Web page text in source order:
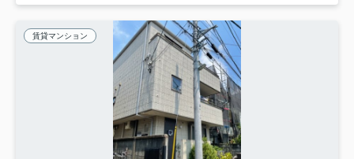
賃貸マンション